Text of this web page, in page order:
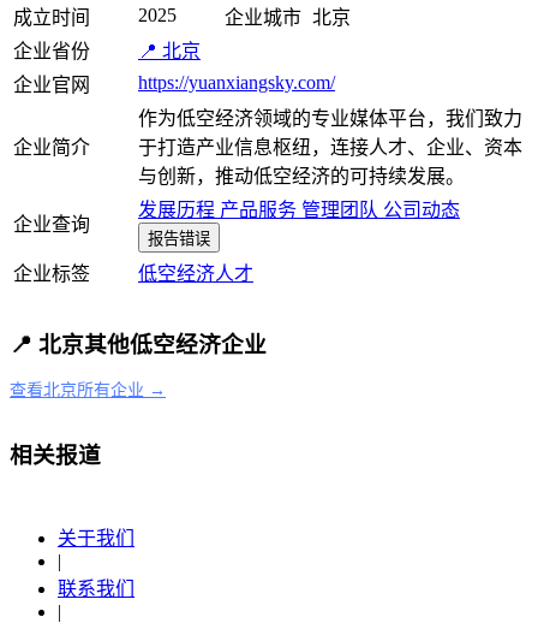
成立时间
2025 企业城市 北京
企业省份
📍 北京
企业官网
https://yuanxiangsky.com/
企业简介
作为低空经济领域的专业媒体平台，我们致力
于打造产业信息枢纽，连接人才、企业、资本
与创新，推动低空经济的可持续发展。
企业查询
发展历程 产品服务 管理团队 公司动态
报告错误
企业标签 低空经济人才
📍 北京其他低空经济企业
查看北京所有企业 →
相关报道
关于我们
|
联系我们
|